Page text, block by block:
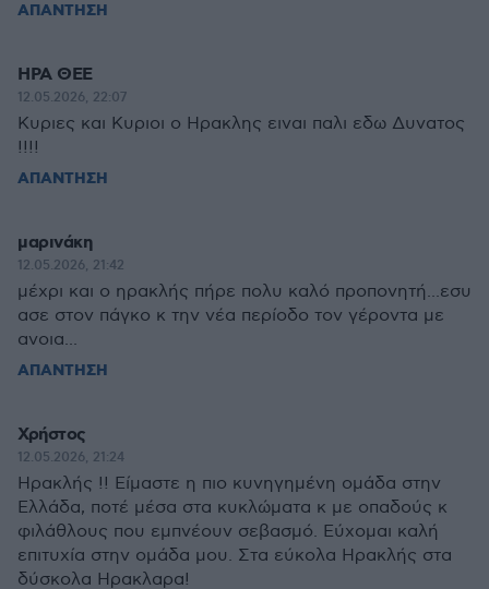
ΑΠΑΝΤΗΣΗ
ΗΡΑ ΘΕΕ
12.05.2026, 22:07
Κυριες και Κυριοι ο Ηρακλης ειναι παλι εδω Δυνατος
!!!!
ΑΠΑΝΤΗΣΗ
μαρινάκη
12.05.2026, 21:42
μέχρι και ο ηρακλής πήρε πολυ καλό προπονητή...εσυ
ασε στον πάγκο κ την νέα περίοδο τον γέροντα με
ανοια...
ΑΠΑΝΤΗΣΗ
Χρήστος
12.05.2026, 21:24
Ηρακλής !! Είμαστε η πιο κυνηγημένη ομάδα στην
Ελλάδα, ποτέ μέσα στα κυκλώματα κ με οπαδούς κ
φιλάθλους που εμπνέουν σεβασμό. Εύχομαι καλή
επιτυχία στην ομάδα μου. Στα εύκολα Ηρακλής στα
δύσκολα Ηρακλαρα!